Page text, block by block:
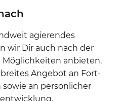
agierendes
wir Dir auch nach der
anbieten.
Angebot an Fort-
an persönlicher